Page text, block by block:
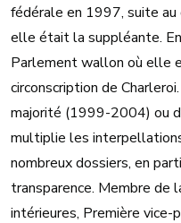
fédérale en 1997, suite au
elle était la suppléante.
Parlement wallon où elle
circonscription de
majorité (1999-2004) ou
multiplie les
nombreux dossiers, en
transparence. Membre de
intérieures, Première vice-